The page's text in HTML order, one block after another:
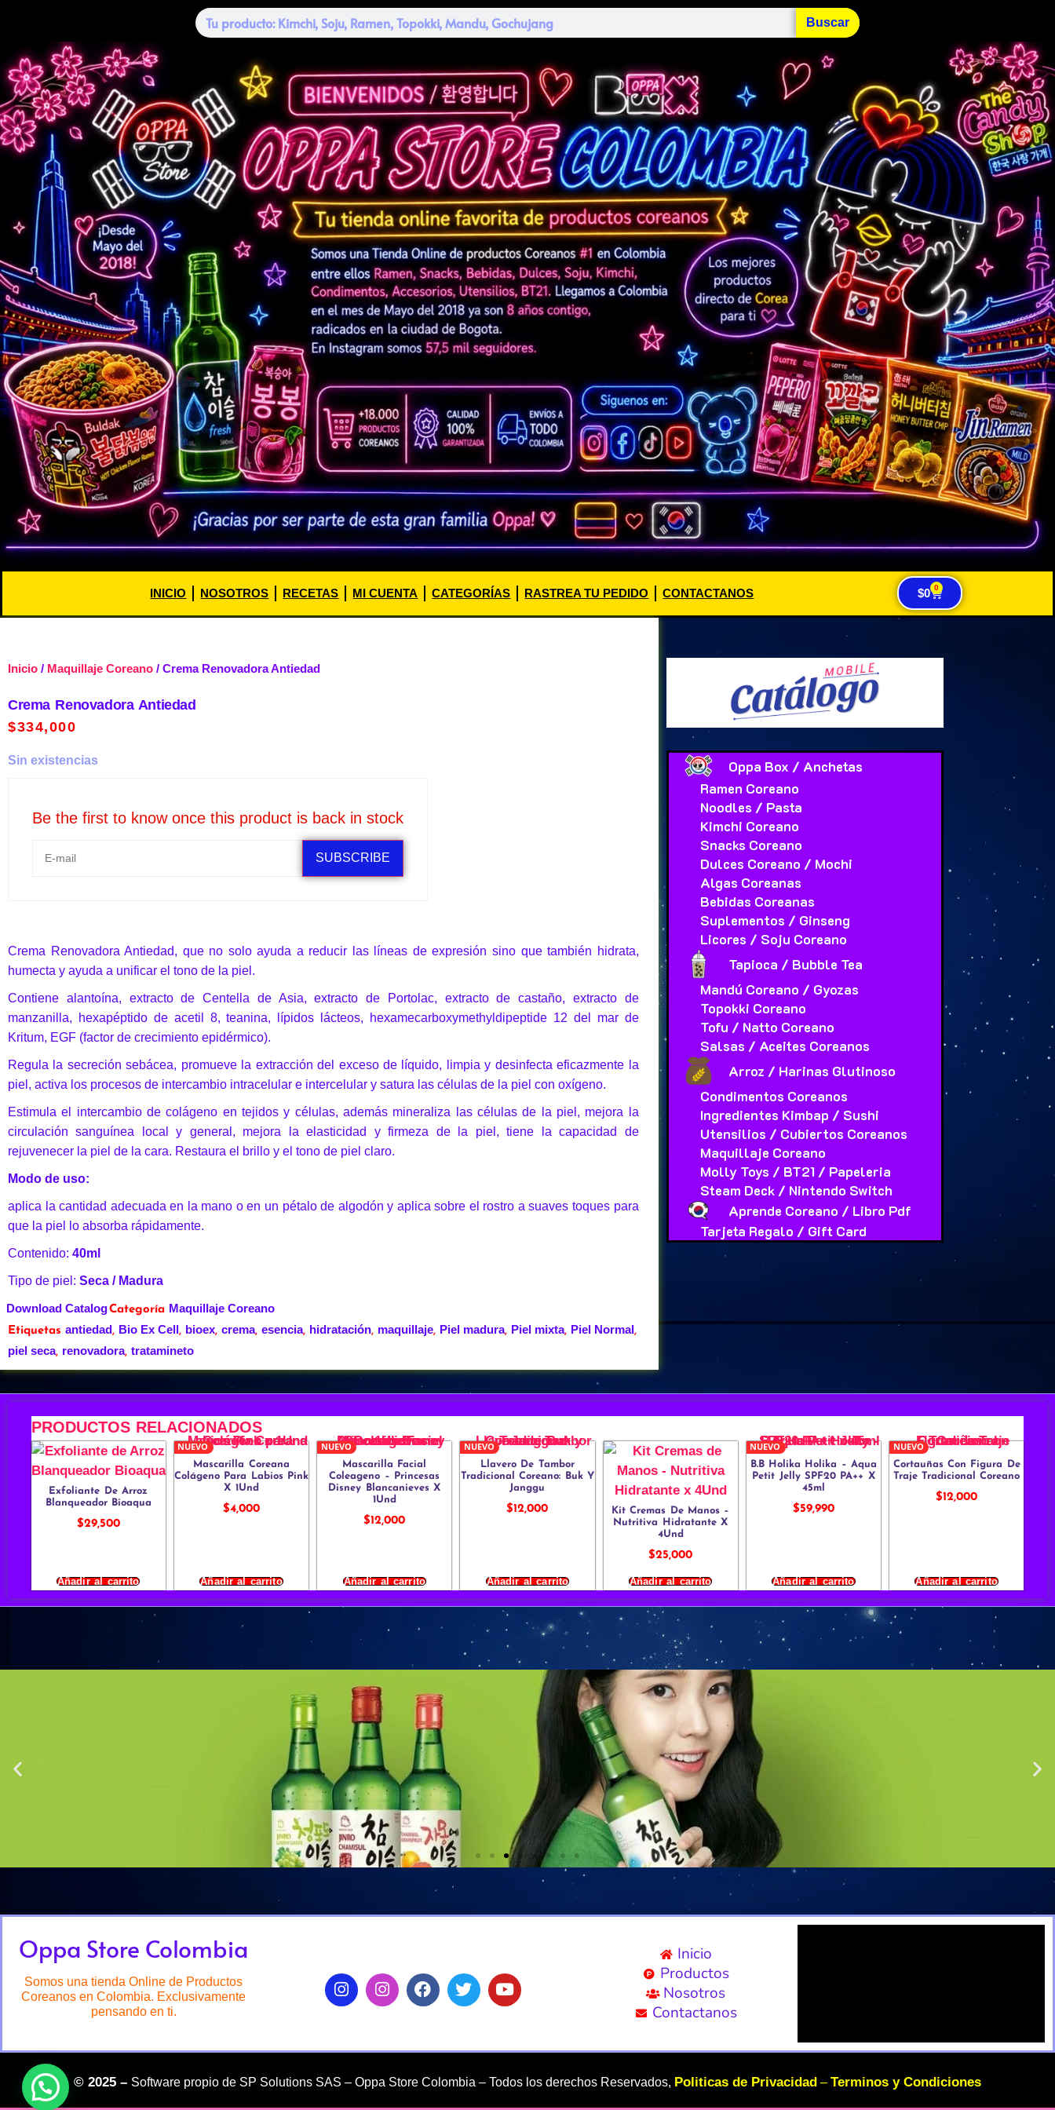
Buscar
INICIO NOSOTROS RECETAS MI CUENTA CATEGORÍAS RASTREA TU PEDIDO CONTACTANOS $0 0
Inicio / Maquillaje Coreano / Crema Renovadora Antiedad
Crema Renovadora Antiedad
$334,000
Sin existencias
Be the first to know once this product is back in stock
SUBSCRIBE
Crema Renovadora Antiedad, que no solo ayuda a reducir las líneas de expresión sino que también hidrata,
humecta y ayuda a unificar el tono de la piel.
Contiene alantoína, extracto de Centella de Asia, extracto de Portolac, extracto de castaño, extracto de
manzanilla, hexapéptido de acetil 8, teanina, lípidos lácteos, hexamecarboxymethyldipeptide 12 del mar de
Kritum, EGF (factor de crecimiento epidérmico).
Regula la secreción sebácea, promueve la extracción del exceso de líquido, limpia y desinfecta eficazmente la
piel, activa los procesos de intercambio intracelular e intercelular y satura las células de la piel con oxígeno.
Estimula el intercambio de colágeno en tejidos y células, además mineraliza las células de la piel, mejora la
circulación sanguínea local y general, mejora la elasticidad y firmeza de la piel, tiene la capacidad de
rejuvenecer la piel de la cara. Restaura el brillo y el tono de piel claro.
Modo de uso:
aplica la cantidad adecuada en la mano o en un pétalo de algodón y aplica sobre el rostro a suaves toques para
que la piel lo absorba rápidamente.
Contenido: 40ml
Tipo de piel: Seca / Madura
Download CatalogCategoría Maquillaje Coreano
Etiquetas antiedad, Bio Ex Cell, bioex, crema, esencia, hidratación, maquillaje, Piel madura, Piel mixta, Piel Normal,
piel seca, renovadora, tratamineto
Oppa Box / Anchetas
Ramen Coreano
Noodles / Pasta
Kimchi Coreano
Snacks Coreano
Dulces Coreano / Mochi
Algas Coreanas
Bebidas Coreanas
Suplementos / Ginseng
Licores / Soju Coreano
Tapioca / Bubble Tea
Mandú Coreano / Gyozas
Topokki Coreano
Tofu / Natto Coreano
Salsas / Aceites Coreanos
Arroz / Harinas Glutinoso
Condimentos Coreanos
Ingredientes Kimbap / Sushi
Utensilios / Cubiertos Coreanos
Maquillaje Coreano
Molly Toys / BT21 / Papeleria
Steam Deck / Nintendo Switch
Aprende Coreano / Libro Pdf
Tarjeta Regalo / Gift Card
PRODUCTOS RELACIONADOS
Exfoliante De Arroz
Blanqueador Bioaqua
$29,500
Añadir al carrito
NUEVO
Mascarilla Coreana
Colágeno Para Labios Pink
X 1Und
$4,000
Añadir al carrito
NUEVO
Mascarilla Facial
Coleageno – Princesas
Disney Blancanieves X
1Und
$12,000
Añadir al carrito
NUEVO
Llavero De Tambor
Tradicional Coreano: Buk Y
Janggu
$12,000
Añadir al carrito
Kit Cremas De Manos –
Nutritiva Hidratante X
4Und
$25,000
Añadir al carrito
NUEVO
B.B Holika Holika – Aqua
Petit Jelly SPF20 PA++ X
45ml
$59,990
Añadir al carrito
NUEVO
Cortauñas Con Figura De
Traje Tradicional Coreano
$12,000
Añadir al carrito
Oppa Store Colombia
Somos una tienda Online de Productos
Coreanos en Colombia. Exclusivamente
pensando en ti.
Inicio
Productos
Nosotros
Contactanos
© 2025 – Software propio de SP Solutions SAS – Oppa Store Colombia – Todos los derechos Reservados, Politicas de Privacidad – Terminos y Condiciones